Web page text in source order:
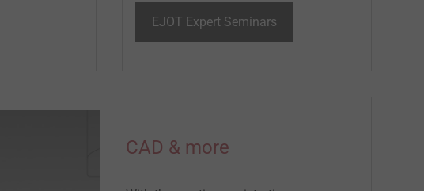
EJOT Expert Seminars
CAD & more